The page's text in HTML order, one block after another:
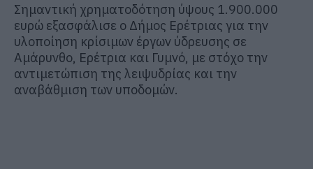
Σημαντική χρηματοδότηση ύψους 1.900.000
ευρώ εξασφάλισε ο Δήμος Ερέτριας για την
υλοποίηση κρίσιμων έργων ύδρευσης σε
Αμάρυνθο, Ερέτρια και Γυμνό, με στόχο την
αντιμετώπιση της λειψυδρίας και την
αναβάθμιση των υποδομών.